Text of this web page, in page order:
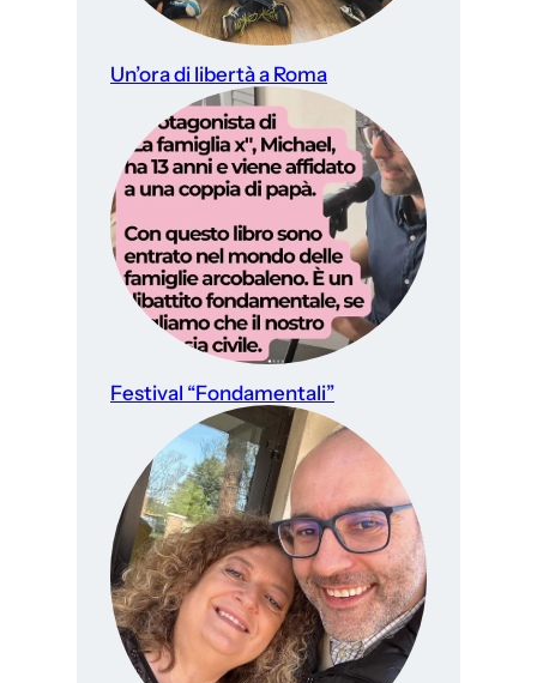
Un’ora di libertà a Roma
Festival “Fondamentali”